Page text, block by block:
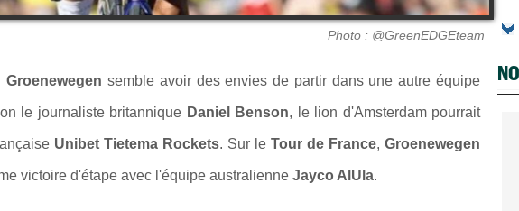
Photo : @GreenEDGEteam
Groenewegen semble avoir des envies de partir dans une autre équipe
le journaliste britannique Daniel Benson, le lion d'Amsterdam pourrait
Unibet Tietema Rockets. Sur le Tour de France, Groenewegen
victoire d'étape avec l'équipe australienne Jayco AlUla.